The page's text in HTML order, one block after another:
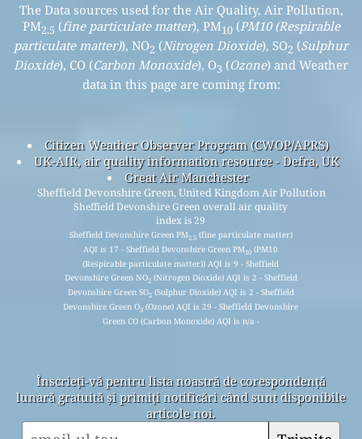
The Data sources used for the Air Quality, Air Pollution,
PM2.5 (fine particulate matter), PM10(PM10 (Respirable
particulate matter)), NO2 (Nitrogen Dioxide), SO2 (Sulphur
Dioxide), CO (Carbon Monoxide), O3 (Ozone) and Weather
data in this page are coming from:
Citizen Weather Observer Program (CWOP/APRS)
UK-AIR, air quality information resource - Defra, UK
Great Air Manchester
Sheffield Devonshire Green, United Kingdom Air Pollution
Sheffield Devonshire Green overall air quality
index is 29
Sheffield Devonshire Green PM2.5(fine particulate matter)
AQI is 17 - Sheffield Devonshire Green PM10 (PM10
(Respirable particulate matter)) AQI is 9 - Sheffield
Devonshire Green NO2(Nitrogen Dioxide) AQI is 2 - Sheffield
Devonshire Green SO2(Sulphur Dioxide) AQI is 2 - Sheffield
Devonshire Green O3 (Ozone) AQI is 29 - Sheffield Devonshire
Green CO (Carbon Monoxide) AQI is n/a -
Înscrieți-vă pentru lista noastră de corespondență
lunară gratuită și primiți notificări când sunt disponibile
articole noi.